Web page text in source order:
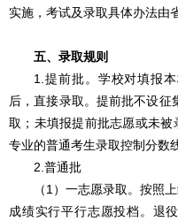
实施，考试及录取具体办法由
五、录取规则
1.提前批。学校对填报
后，直接录取。提前批不设
取；未填报提前批志愿或未
专业的普通考生录取控制分数
2.普通批
（1）一志愿录取。按照
成绩实行平行志愿投档。退